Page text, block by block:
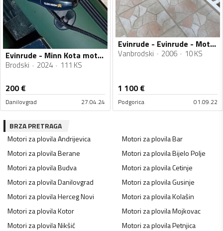
Evinrude - Minn Kota motor, ENDURA 30 - Motori za plovila
Brodski 2024 111 KS
200€
Danilovgrad 27.04.24
Evinrude - Evinrude - Motori za plovila
Vanbrodski 2006 10 KS
1 100€
Podgorica 01.09.22
BRZA PRETRAGA
Motori za plovilaAndrijevica Motori za plovilaBar
Motori za plovilaBerane Motori za plovilaBijelo Polje
Motori za plovilaBudva Motori za plovilaCetinje
Motori za plovilaDanilovgrad Motori za plovilaGusinje
Motori za plovilaHerceg Novi Motori za plovilaKolašin
Motori za plovilaKotor Motori za plovilaMojkovac
Motori za plovilaNikšić Motori za plovilaPetnjica